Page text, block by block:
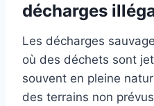
décharges
Les décharges
où des déchets sont
souvent en pleine
des terrains non